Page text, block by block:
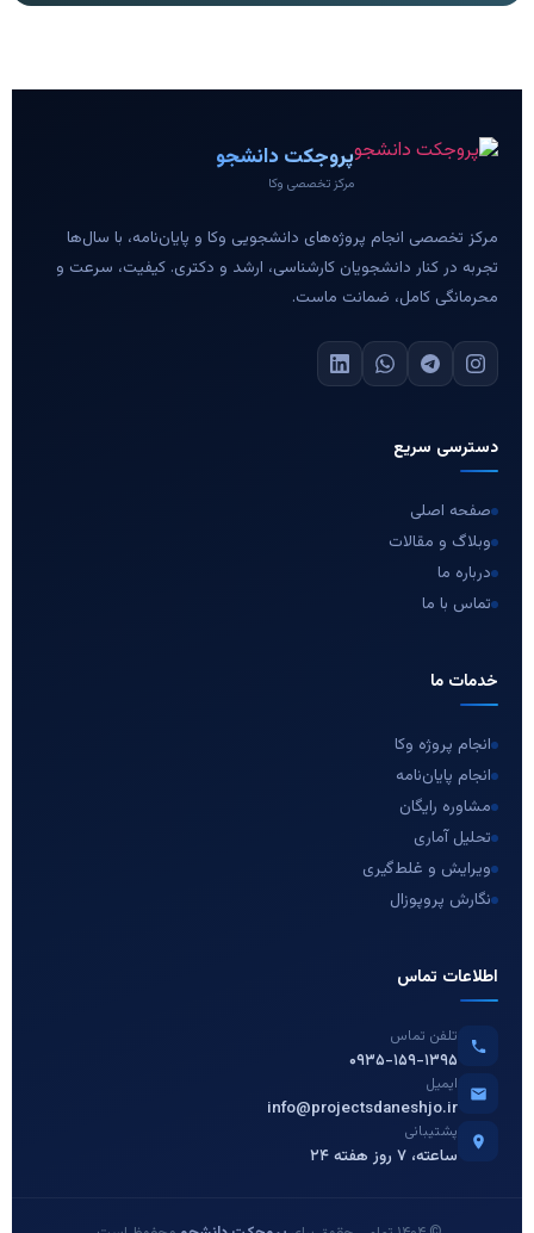
پروجکت دانشجو
مرکز تخصصی وکا
مرکز تخصصی انجام پروژه‌های دانشجویی وکا و پایان‌نامه، با سال‌ها
تجربه در کنار دانشجویان کارشناسی، ارشد و دکتری. کیفیت، سرعت و
محرمانگی کامل، ضمانت ماست.
دسترسی سریع
صفحه اصلی
وبلاگ و مقالات
درباره ما
تماس با ما
خدمات ما
انجام پروژه وکا
انجام پایان‌نامه
مشاوره رایگان
تحلیل آماری
ویرایش و غلط‌گیری
نگارش پروپوزال
اطلاعات تماس
تلفن تماس
۰۹۳۵-۱۵۹-۱۳۹۵
ایمیل
info@projectsdaneshjo.ir
پشتیبانی
۲۴ ساعته، ۷ روز هفته